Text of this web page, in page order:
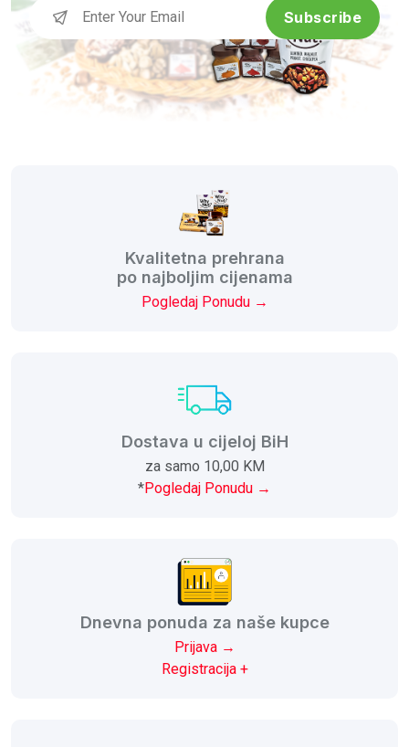
Subscribe
Kvalitetna prehrana
po najboljim cijenama
Pogledaj Ponudu →
Dostava u cijeloj BiH
za samo 10,00 KM
*Pogledaj Ponudu →
Dnevna ponuda za naše kupce
Prijava →
Registracija +